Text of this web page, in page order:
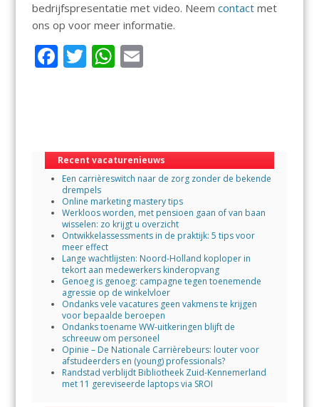
bedrijfspresentatie met video. Neem contactmet
ons op voor meer informatie.
F
o
o
k
T W
A
p
p
E
Recent vacaturenieuws
Een carrièreswitch naar de zorg zonder de bekende
drempels
Online marketing mastery tips
Werkloos worden, met pensioen gaan of van baan
wisselen: zo krijgt u overzicht
Ontwikkelassessments in de praktijk: 5 tips voor
meer effect
Lange wachtlijsten: Noord-Holland koploper in
tekort aan medewerkers kinderopvang
Genoeg is genoeg: campagne tegen toenemende
agressie op de winkelvloer
Ondanks vele vacatures geen vakmens te krijgen
voor bepaalde beroepen
Ondanks toename WW-uitkeringen blijft de
schreeuw om personeel
Opinie – De Nationale Carrièrebeurs: louter voor
afstudeerders en (young) professionals?
Randstad verblijdt Bibliotheek Zuid-Kennemerland
met 11 gereviseerde laptops via SROI